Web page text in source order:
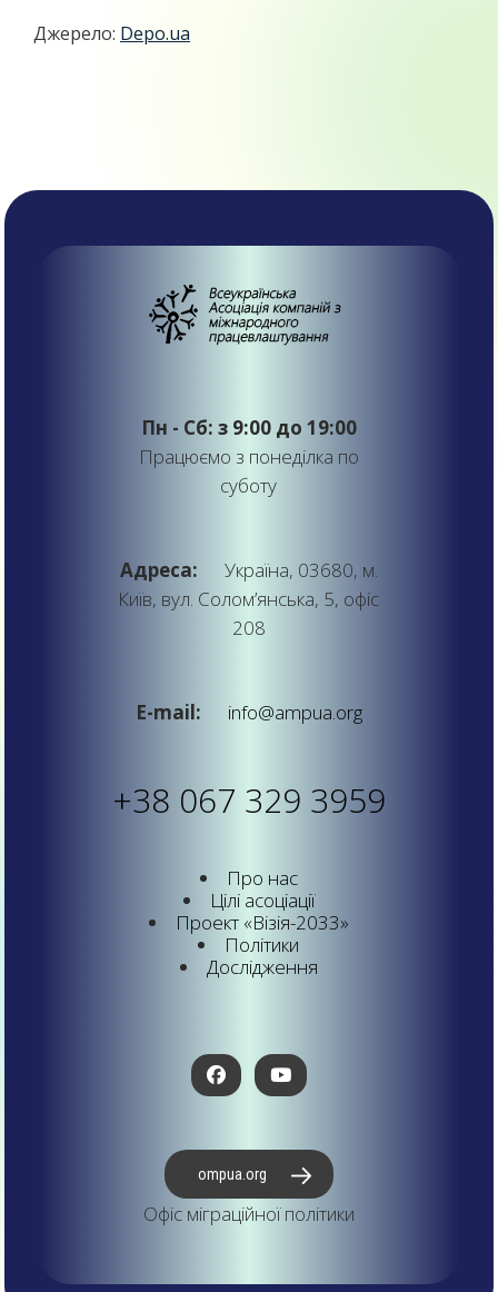
Джерело: Depo.ua
Пн - Сб: з 9:00 до 19:00
Працюємо з понеділка по
суботу
Адреса:
Україна, 03680, м.
Київ, вул. Солом’янська, 5, офіс
208
E-mail: info@ampua.org
+38 067 329 3959
Про нас
Цілі асоціації
Проект «Візія-2033»
Політики
Дослідження
ompua.org
Офіс міграційної політики